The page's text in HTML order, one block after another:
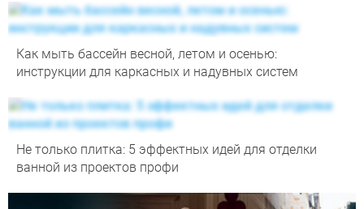
Как мыть бассейн весной, летом и осенью:
инструкции для каркасных и надувных систем
Не только плитка: 5 эффектных идей для отделки
ванной из проектов профи